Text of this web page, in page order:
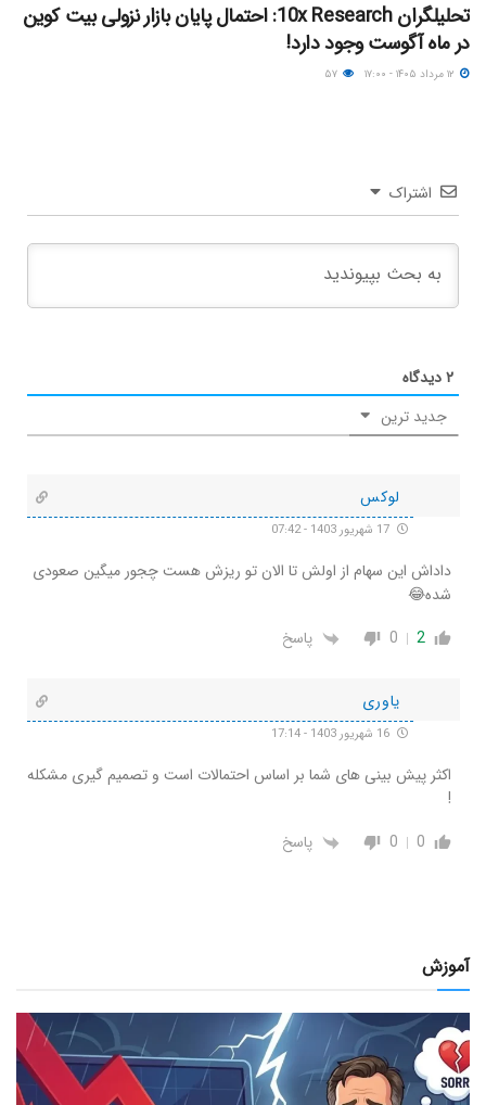
تحلیلگران 10x Research: احتمال پایان بازار نزولی بیت کوین
در ماه آگوست وجود دارد!
اشتراک
۲دیدگاه
جدید ترین
لوکس
داداش این سهام از اولش تا الان تو ریزش هست چجور میگین صعودی
شده😂
2
0 پاسخ
یاوری
اکثر پیش بینی های شما بر اساس احتمالات است و تصمیم گیری مشکله
!
0
0 پاسخ
آموزش